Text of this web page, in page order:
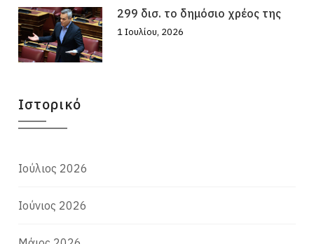
299 δισ. το δημόσιο χρέος της
1 Ιουλίου, 2026
Ιστορικό
Ιούλιος 2026
Ιούνιος 2026